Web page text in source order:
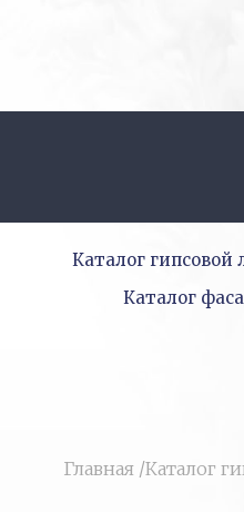
Каталог
Каталог
Главная /Каталог